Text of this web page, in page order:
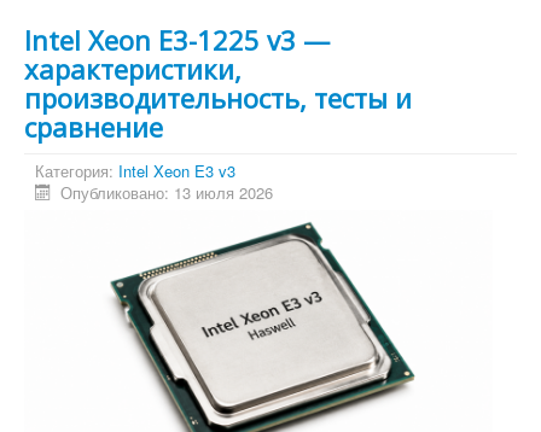
Intel Xeon E3-1225 v3 —
характеристики,
производительность, тесты и
сравнение
Категория: Intel Xeon E3 v3
Опубликовано: 13 июля 2026